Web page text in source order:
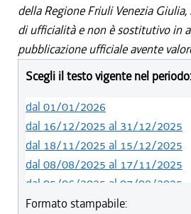
della Regione Friuli Venezia
di ufficialità e non è sostitutivo in
pubblicazione ufficiale avente
Scegli il testo vigente nel periodo:
dal 01/01/2026
dal 16/12/2025 al 31/12/2025
dal 18/11/2025 al 15/12/2025
dal 08/08/2025 al 17/11/2025
dal 05/06/2025 al 07/08/2025
dal 01/01/2023 al 04/06/2025
Formato stampabile: